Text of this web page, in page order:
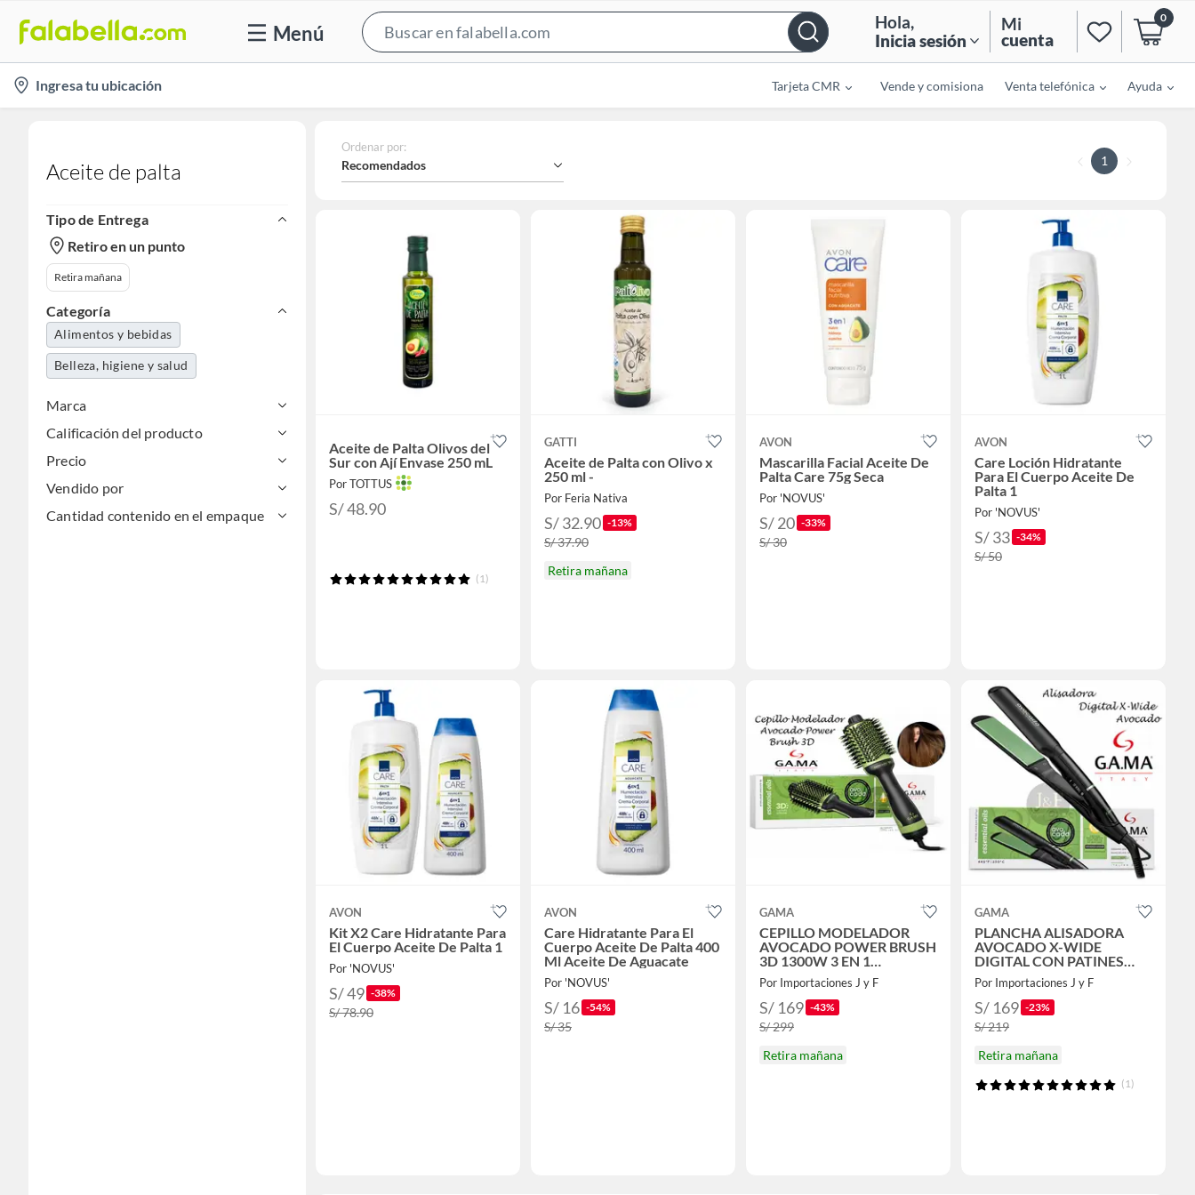
Menú
Bar
Hola,
Inicia sesión
Mi
cuenta
0
location-
icon
Ingresa tu ubicación Tarjeta CMR Vende y comisiona Venta telefónica Ayuda
Aceite de palta
Tipo de Entrega
Retiro en un punto
Retira mañana
Categoría
Alimentos y bebidas
Belleza, higiene y salud
Marca
Calificación del producto
Precio
Vendido por
Cantidad contenido en el empaque
Ordenar por:
Recomendados 1
Aceite de Palta Olivos del
Sur con Ají Envase 250 mL
Por TOTTUS
S/ 48.90
(1)
GATTI
Aceite de Palta con Olivo x
250 ml -
Por Feria Nativa
S/ 32.90 -13%
S/ 37.90
Retira mañana
AVON
Mascarilla Facial Aceite De
Palta Care 75g Seca
Por 'NOVUS'
S/ 20 -33%
S/ 30
AVON
Care Loción Hidratante
Para El Cuerpo Aceite De
Palta 1
Por 'NOVUS'
S/ 33 -34%
S/ 50
AVON
Kit X2 Care Hidratante Para
El Cuerpo Aceite De Palta 1
Por 'NOVUS'
S/ 49 -38%
S/ 78.90
AVON
Care Hidratante Para El
Cuerpo Aceite De Palta 400
Ml Aceite De Aguacate
Por 'NOVUS'
S/ 16 -54%
S/ 35
GAMA
CEPILLO MODELADOR
AVOCADO POWER BRUSH
3D 1300W 3 EN 1
CERAMICA INFUSION
ACEITE DE PALTA
Por Importaciones J y F
S/ 169 -43%
S/ 299
Retira mañana
GAMA
PLANCHA ALISADORA
AVOCADO X-WIDE
DIGITAL CON PATINES
EXTRA ANCHAS DE
CERAMICA CON ACEITE
DE PALTA Y MACADAMIA
Por Importaciones J y F
S/ 169 -23%
S/ 219
Retira mañana
(1)